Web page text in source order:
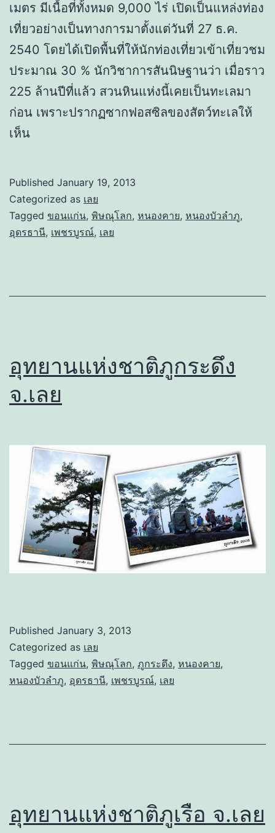
เมตร มีเนื้อที่ทั้งหมด 9,000 ไร่ เปิดเป็นแหล่งท่อง
เที่ยวอย่างเป็นทางการมาตั้งแต่วันที่ 27 ธ.ค.
2540 โดยได้เปิดพื้นที่ให้นักท่องเที่ยวเข้าเที่ยวชม
ประมาณ 30 % นักวิชาการสันนิษฐานว่า เมื่อราว
225 ล้านปีที่แล้ว สวนหินแห่งนี้เคยเป็นทะเลมา
ก่อน เพราะปรากฏซากฟอสซิลของสัตว์ทะเลให้
เห็น
Published January 19, 2013
Categorized as เลย
Tagged ขอนแก่น, พิษณุโลก, หนองคาย, หนองบัวลำภู,
อุดรธานี, เพชรบูรณ์, เลย
อุทยานแห่งชาติภูกระดึง
จ.เลย
Published January 3, 2013
Categorized as เลย
Tagged ขอนแก่น, พิษณุโลก, ภูกระดึง, หนองคาย,
หนองบัวลำภู, อุดรธานี, เพชรบูรณ์, เลย
อุทยานแห่งชาติภูเรือ จ.เลย